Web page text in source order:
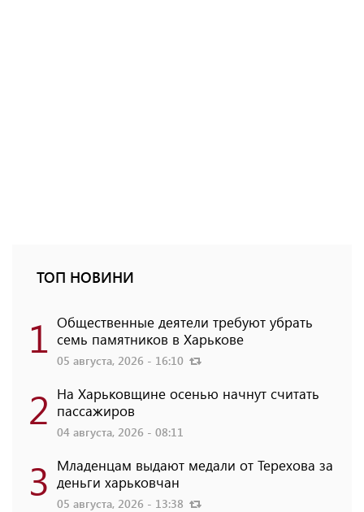
ТОП НОВИНИ
1 Общественные деятели требуют убрать
семь памятников в Харькове
05 августа, 2026 - 16:10
2 На Харьковщине осенью начнут считать
пассажиров
04 августа, 2026 - 08:11
3 Младенцам выдают медали от Терехова за
деньги харьковчан
05 августа, 2026 - 13:38